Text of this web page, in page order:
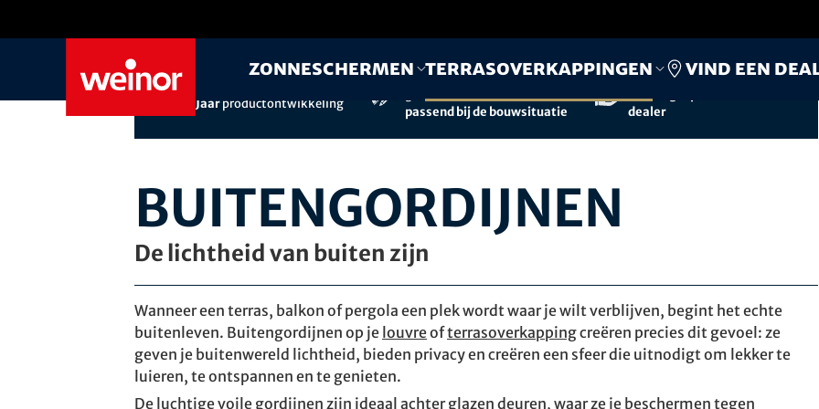
Zonneschermen Terrasoverkappingen Vind een
Jaarproductontwikkeling
Geproduceerd en
passend bij de bouwsituatie
Persoonlijk advies
dealer
BUITENGORDIJNEN
De lichtheid van buiten zijn
Wanneer een terras, balkon of pergola een plek wordt waar je wilt verblijven, begint het echte
buitenleven. Buitengordijnen op je louvreofterrasoverkappingcreëren precies dit gevoel: ze
geven je buitenwereld lichtheid, bieden privacy en creëren een sfeer die uitnodigt om lekker te
luieren, te ontspannen en te genieten.
De luchtige voile gordijnen zijn ideaal achter glazen deuren, waar ze je beschermen tegen